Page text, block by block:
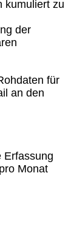
kumuliert zu
der
für
an den
Erfassung
Monat